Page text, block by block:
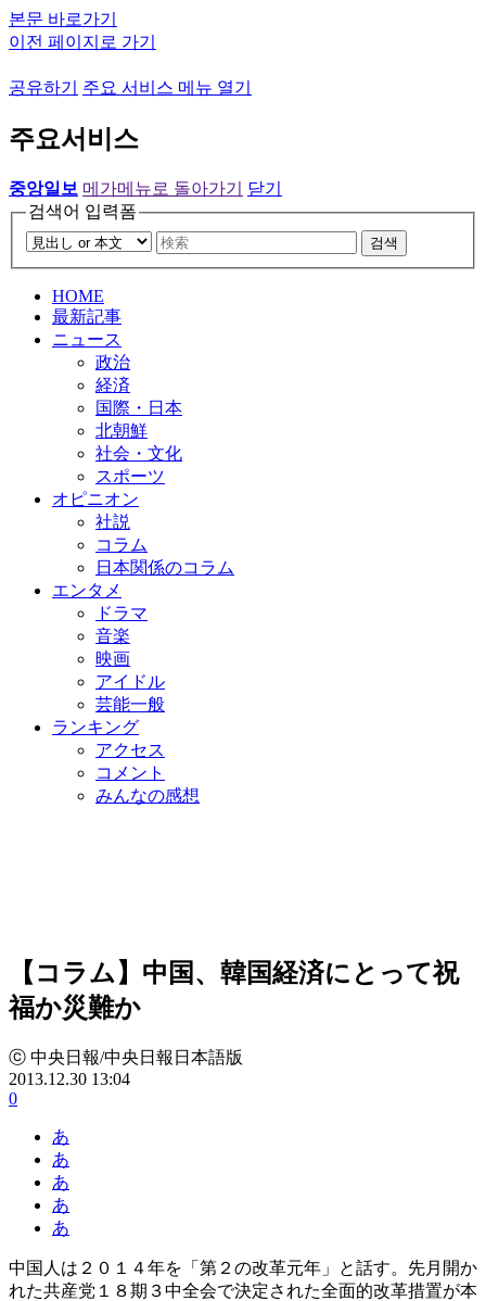
본문 바로가기
이전 페이지로 가기
공유하기 주요 서비스 메뉴 열기
주요서비스
중앙일보 메가메뉴로 돌아가기
닫기
검색어 입력폼
검색
HOME
最新記事
ニュース
政治
経済
国際・日本
北朝鮮
社会・文化
スポーツ
オピニオン
社説
コラム
日本関係のコラム
エンタメ
ドラマ
音楽
映画
アイドル
芸能一般
ランキング
アクセス
コメント
みんなの感想
【コラム】中国、韓国経済にとって祝
福か災難か
ⓒ 中央日報/中央日報日本語版
2013.12.30 13:04
0
あ
あ
あ
あ
あ
中国人は２０１４年を「第２の改革元年」と話す。先月開か
れた共産党１８期３中全会で決定された全面的改革措置が本